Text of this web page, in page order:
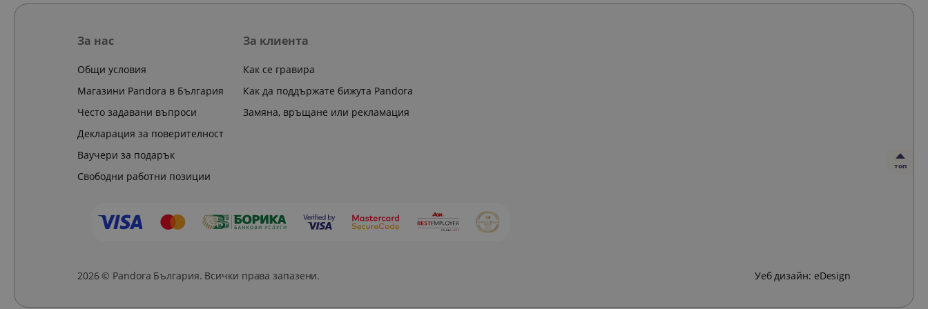
топ
За нас
Общи условия
Магазини Pandora в България
Често задавани въпроси
Декларация за поверителност
Ваучери за подарък
Свободни работни позиции
За клиента
Как се гравира
Как да поддържате бижута Pandora
Замяна, връщане или рекламация
2026 © Pandora България. Всички права запазени. Уеб дизайн: eDesign